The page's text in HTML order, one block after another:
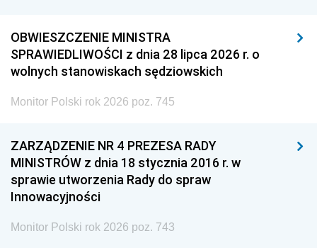
OBWIESZCZENIE MINISTRA
SPRAWIEDLIWOŚCI z dnia 28 lipca 2026 r. o
wolnych stanowiskach sędziowskich
Monitor Polski rok 2026 poz. 745
ZARZĄDZENIE NR 4 PREZESA RADY
MINISTRÓW z dnia 18 stycznia 2016 r. w
sprawie utworzenia Rady do spraw
Innowacyjności
Monitor Polski rok 2026 poz. 743